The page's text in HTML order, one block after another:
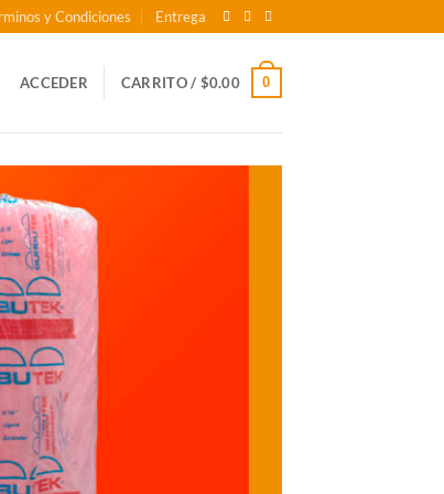
y Condiciones Entrega
ACCEDER CARRITO / $0.00 0